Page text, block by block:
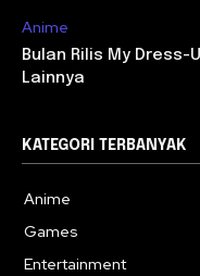
Anime
Bulan Rilis My Dress-
Lainnya
KATEGORI TERBANYAK
Anime
Games
Entertainment